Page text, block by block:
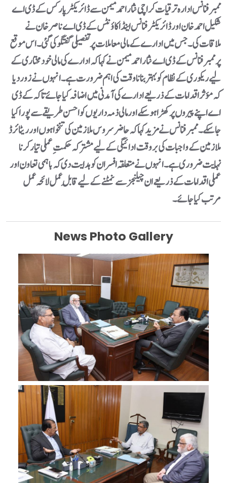
ممبر فنانس ادارہ ترقیات کراچی نثار احمد میمن سے ڈائریکٹر پارکس کے ڈی اے
شکیل احمد خان اور ڈائریکٹر فنانس اینڈ اکاؤنٹس کے ڈی اے ناصر خان نے
ملاقات کی۔جس میں ادارے کے مالی معاملات پر تفصیلی گفتگو کی گئی۔اس موقع
پر ممبر فنانس کے ڈی اے نثار احمد میمن نے کہا کہ ادارے کی مالی خود مختاری کے
لیے ریکوری کے نظام کو بہتر بنانا وقت کی اہم ضرورت ہے۔ انہوں نے زور دیا
کہ مؤثر اقدامات کے ذریعے ادارے کی آمدنی میں اضافہ کیا جائے تاکہ کے ڈی
اے اپنے پیروں پر کھڑا ہو سکے اور مالی ذمہ داریوں کو احسن طریقے سے پورا کیا
جا سکے۔ممبر فنانس نے مزید کہا کہ حاضر سروس ملازمین کی تنخواہوں اور ریٹائرڈ
ملازمین کے واجبات کی بروقت ادائیگی کے لیے مشترکہ حکمتِ عملی تیار کرنا
نہایت ضروری ہے۔ انہوں نے متعلقہ افسران کو ہدایت دی کہ باہمی تعاون اور
عملی اقدامات کے ذریعے ان چیلنجز سے نمٹنے کے لیے قابلِ عمل لائحہ عمل
مرتب کیا جائے۔
News Photo Gallery